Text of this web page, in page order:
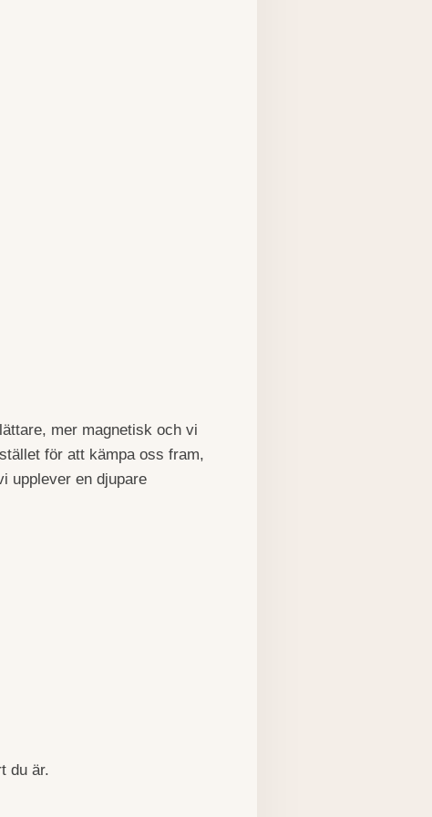
mer magnetisk och vi
för att kämpa oss fram,
upplever en djupare
du är.